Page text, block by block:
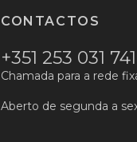
CONTACTOS
+351 253 031 741
Chamada para a rede
Aberto de segunda a